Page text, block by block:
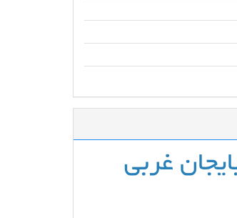
غربی